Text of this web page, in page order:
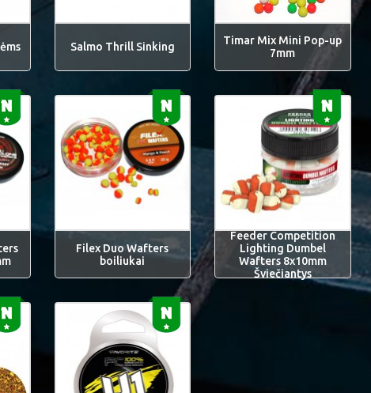
Salmo Thrill Sinking
Timar Mix Mini Pop-up
7mm
Filex Duo Wafters
boiliukai
Feeder Competition
Lighting Dumbel
Wafters 8x10mm
Šviečiantys